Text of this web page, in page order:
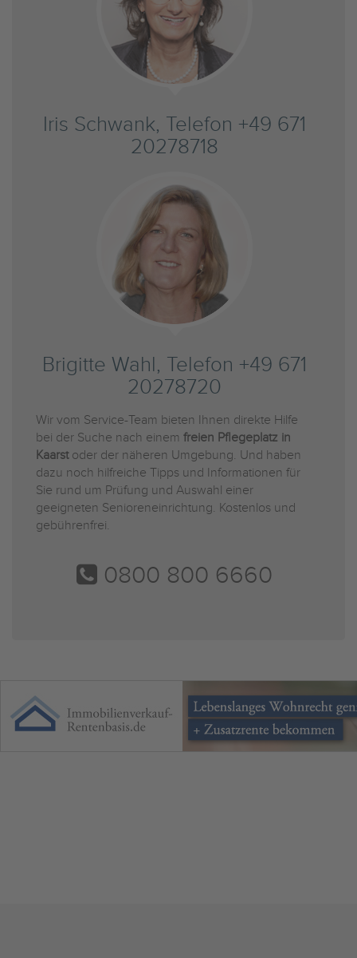
Iris Schwank, Telefon +49 671
20278718
Brigitte Wahl, Telefon +49 671
20278720
Wir vom Service-Team bieten Ihnen direkte Hilfe
bei der Suche nach einem freien Pflegeplatz in
Kaarstoder der näheren Umgebung. Und haben
dazu noch hilfreiche Tipps und Informationen für
Sie rund um Prüfung und Auswahl einer
geeigneten Senioreneinrichtung. Kostenlos und
gebührenfrei.
0800 800 6660